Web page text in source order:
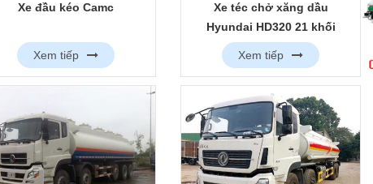
Xe đầu kéo Camc
Xem tiếp
Xe téc chở xăng dầu
Hyundai HD320 21 khối
Xem tiếp